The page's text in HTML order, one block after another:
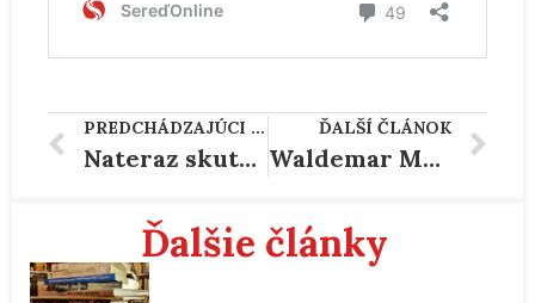
PREDCHÁDZAJÚCI ČLÁNOK
Nateraz skutočne posledná kniha vydaná o únose 66 Čechoslovákov v Angole
ĎALŠÍ ČLÁNOK
Waldemar Matuška emigroval (1986)
Ďalšie články